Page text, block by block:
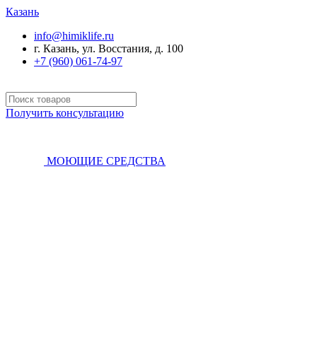
Казань
info@himiklife.ru
г. Казань, ул. Восстания, д. 100
+7 (960) 061-74-97
Получить консультацию
МОЮЩИЕ СРЕДСТВА